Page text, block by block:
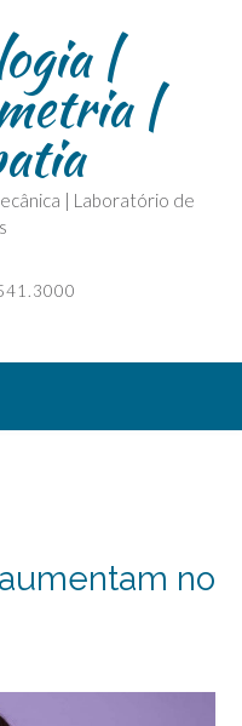
|
|
| Laboratório de
no